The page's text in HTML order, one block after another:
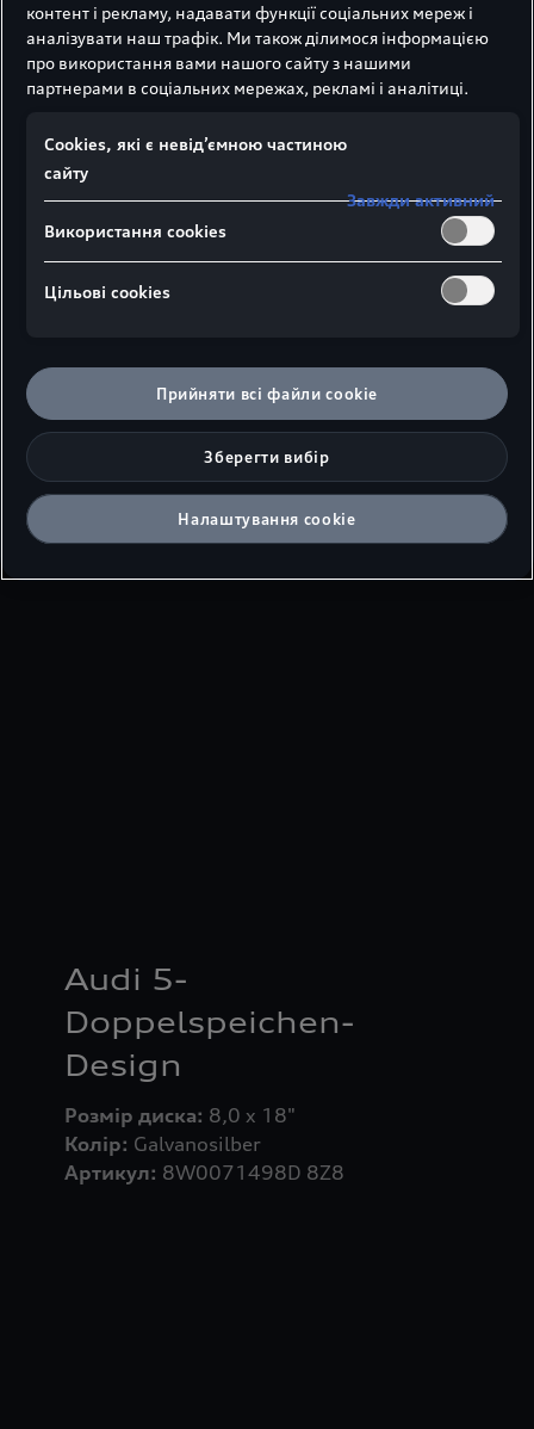
Audi 10-Speichen-V-
Design
Audi 5-
Doppelspeichen-
Design
Розмір диска:
Колір:
Galvanosilber
Артикул: 8W0071498D 8Z8
контент і рекламу, надавати функції соціальних мереж і
аналізувати наш трафік. Ми також ділимося інформацією
про використання вами нашого сайту з нашими
партнерами в соціальних мережах, рекламі і аналітиці.
Сookies, які є невід’ємною частиною
сайту
Завжди активний
Використання cookies
Цільові сookies
Прийняти всі файли сookie
Зберегти вибір
Налаштування cookie